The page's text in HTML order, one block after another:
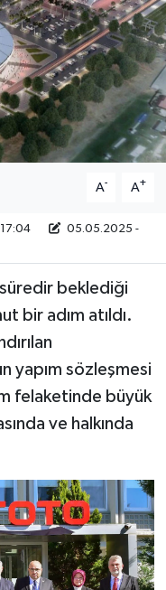
A- A+
05.05.2025 -
süredir beklediği
bir adım atıldı.
yapım sözleşmesi
felaketinde büyük
ve halkında